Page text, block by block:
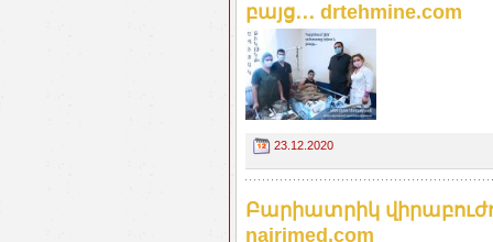
բայց․․․ drtehmine.com
23.12.2020
Բարիատրիկ
nairimed.com